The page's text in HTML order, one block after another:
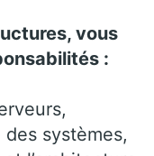
vous
:
systèmes,